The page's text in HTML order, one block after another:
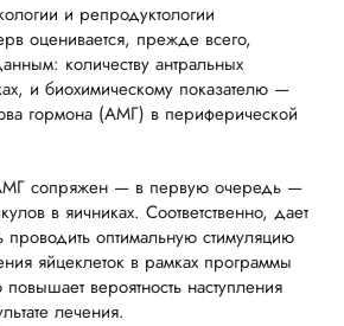
и репродуктологии
оценивается, прежде всего,
количеству антральных
и биохимическому показателю —
гормона (АМГ) в периферической
сопряжен — в первую очередь —
в яичниках. Соответственно, дает
проводить оптимальную стимуляцию
яйцеклеток в рамках программы
вероятность наступления
лечения.